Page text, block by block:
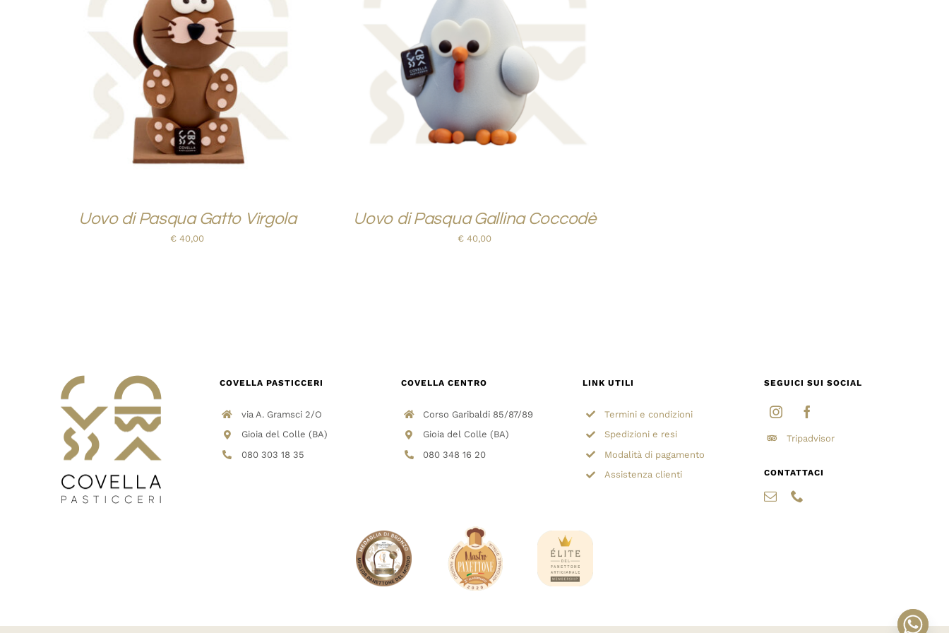
AGGIUNGI AL CARRELLO / QUICK VIEW
Uovo di Pasqua Gatto Virgola
€ 40,00
AGGIUNGI AL CARRELLO / QUICK VIEW
Uovo di Pasqua Gallina Coccodè
€40,00
COVELLA PASTICCERI
via A. Gramsci 2/O
Gioia del Colle (BA)
080 303 18 35
COVELLA CENTRO
Corso Garibaldi 85/87/89
Gioia del Colle (BA)
080 348 16 20
LINK UTILI
Termini e condizioni
Spedizioni e resi
Modalità di pagamento
Assistenza clienti
SEGUICI SUI SOCIAL
Tripadvisor
CONTATTACI